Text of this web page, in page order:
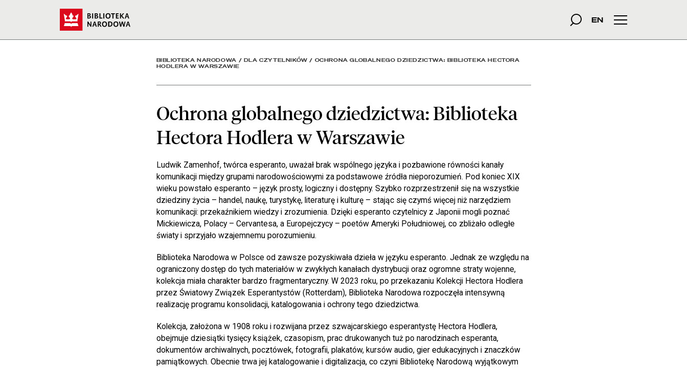
Ochrona globalnego dziedzictwa: Biblioteka Hectora Hodlera wszukana fraza
Szukaj
EN Menu główne
BIBLIOTEKA NARODOWA / DLA CZYTELNIKÓW / OCHRONA GLOBALNEGO DZIEDZICTWA: BIBLIOTEKA HECTORA
HODLERA W WARSZAWIE
Ochrona globalnego dziedzictwa: Biblioteka
Hectora Hodlera w Warszawie
Ludwik Zamenhof, twórca esperanto, uważał brak wspólnego języka i pozbawione równości kanały
komunikacji między grupami narodowościowymi za podstawowe źródła nieporozumień. Pod koniec XIX
wieku powstało esperanto – język prosty, logiczny i dostępny. Szybko rozprzestrzenił się na wszystkie
dziedziny życia – handel, naukę, turystykę, literaturę i kulturę – stając się czymś więcej niż narzędziem
komunikacji: przekaźnikiem wiedzy i zrozumienia. Dzięki esperanto czytelnicy z Japonii mogli poznać
Mickiewicza, Polacy – Cervantesa, a Europejczycy – poetów Ameryki Południowej, co zbliżało odległe
światy i sprzyjało wzajemnemu porozumieniu.
Biblioteka Narodowa w Polsce od zawsze pozyskiwała dzieła w języku esperanto. Jednak ze względu na
ograniczony dostęp do tych materiałów w zwykłych kanałach dystrybucji oraz ogromne straty wojenne,
kolekcja miała charakter bardzo fragmentaryczny. W 2023 roku, po przekazaniu Kolekcji Hectora Hodlera
przez Światowy Związek Esperantystów (Rotterdam), Biblioteka Narodowa rozpoczęła intensywną
realizację programu konsolidacji, katalogowania i ochrony tego dziedzictwa.
Kolekcja, założona w 1908 roku i rozwijana przez szwajcarskiego esperantystę Hectora Hodlera,
obejmuje dziesiątki tysięcy książek, czasopism, prac drukowanych tuż po narodzinach esperanta,
dokumentów archiwalnych, pocztówek, fotografii, plakatów, kursów audio, gier edukacyjnych i znaczków
pamiątkowych. Obecnie trwa jej katalogowanie i digitalizacja, co czyni Bibliotekę Narodową wyjątkowym